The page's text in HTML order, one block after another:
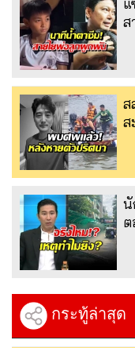
ส
ส
ส
นั
ต
กระทู้ล่าสุด